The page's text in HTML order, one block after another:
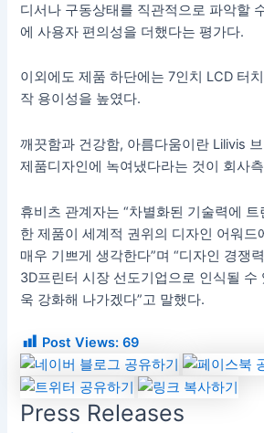
디서나 구동상태를 직관적으로 파악할
에 사용자 편의성을 더했다는 평가다.
이외에도 제품 하단에는 7인치 LCD 터
작 용이성을 높였다.
깨끗함과 건강함, 아름다움이란 Lilivis
제품디자인에 녹여냈다라는 것이 회사
휴비츠 관계자는 “차별화된 기술력에
한 제품이 세계적 권위의 디자인 어워드
매우 기쁘게 생각한다”며 “디자인 경쟁
3D프린터 시장 선도기업으로 인식될 수
욱 강화해 나가겠다”고 말했다.
Post Views: 69
Press Releases